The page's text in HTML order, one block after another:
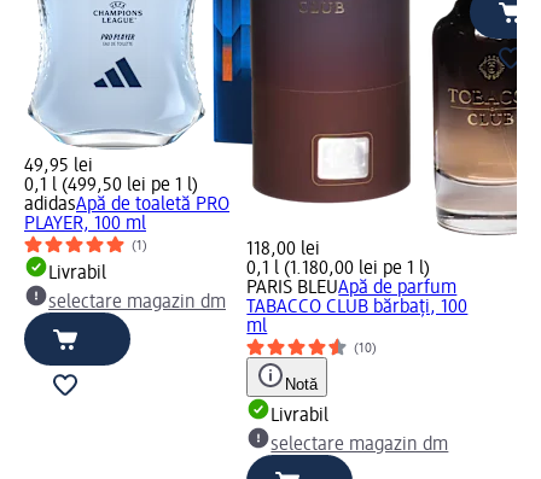
49,95 lei
0,1 l (499,50 lei pe 1 l)
adidasApă de toaletă PRO
PLAYER, 100 ml
(1)
Livrabil
selectare magazin dm
118,00 lei
0,1 l (1.180,00 lei pe 1 l)
PARIS BLEUApă de parfum
TABACCO CLUB bărbați, 100
ml
(10)
Notă
Livrabil
selectare magazin dm